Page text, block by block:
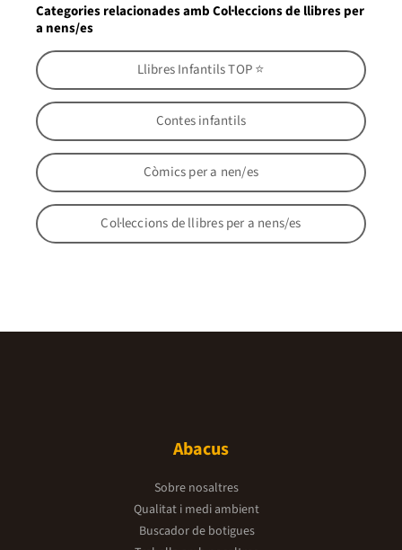
Categories relacionades amb Col·leccions de llibres per
a nens/es
Llibres Infantils TOP ⭐
Contes infantils
Còmics per a nen/es
Col·leccions de llibres per a nens/es
Abacus
Sobre nosaltres
Qualitat i medi ambient
Buscador de botigues